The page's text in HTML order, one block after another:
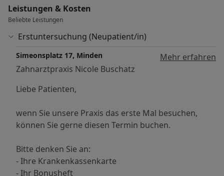
Leistungen & Kosten
Beliebte Leistungen
Erstuntersuchung (Neupatient/in)
Simeonsplatz 17, Minden
Mehr erfahren
Zahnarztpraxis Nicole Buschatz
Liebe Patienten,
wenn Sie unsere Praxis das erste Mal besuchen,
können Sie gerne diesen Termin buchen.
Bitte denken Sie an:
- Ihre Krankenkassenkarte
- Ihr Bonusheft